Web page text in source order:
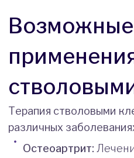
Возможные
Терапия стволовыми
различных
Остеоартрит: